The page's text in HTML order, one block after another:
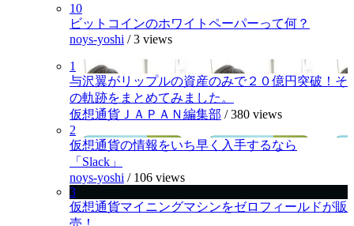
10
ビットコインのホワイトペーパーって何？
noys-yoshi /3 views
1
与沢翼がリップルの資産のみで２０億円突破！そ
の軌跡をまとめてみました。
仮想通貨ＪＡＰＡＮ編集部 /380 views
2
仮想通貨の情報をいち早く入手するなら
「Slack」
noys-yoshi / 106 views
3
仮想通貨マイニングマシンをゼロフィールドが販
売！